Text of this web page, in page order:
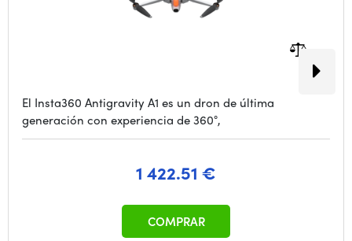
El Insta360 Antigravity A1 es un dron de última
generación con experiencia de 360°,
1 422.51 €
COMPRAR